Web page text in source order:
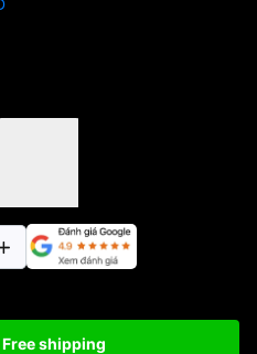
shipping